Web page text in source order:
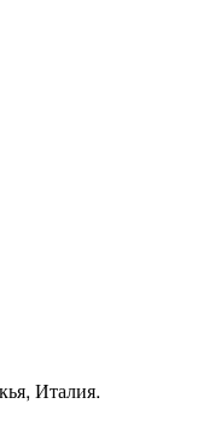
Италия.